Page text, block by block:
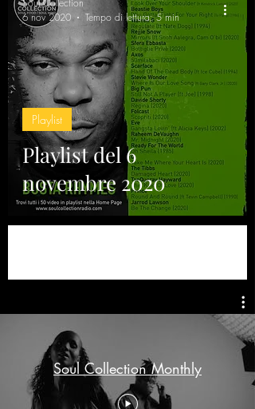
Playlist del 6
novembre 2020
Playlist
Soul Collection
6 nov 2020
Tempo di lettura: 5 min
Soul Collection Monthly